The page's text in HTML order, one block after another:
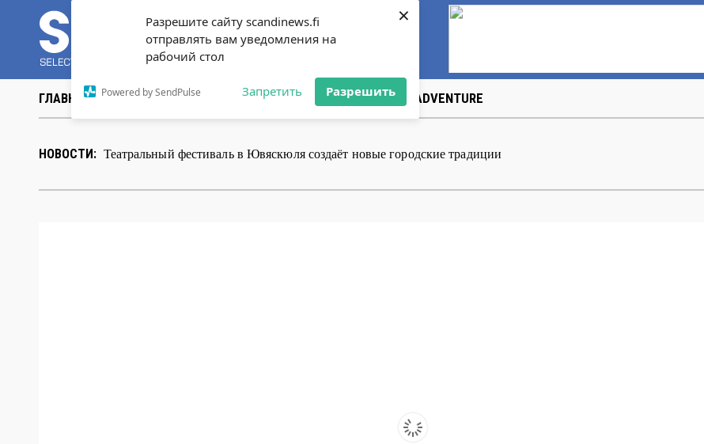
Разрешите сайту scandinews.fi
отправлять вам уведомления на
рабочий стол
Powered by SendPulse Запретить Разрешить
×
ГЛАВНАЯ НОВОСТИ СТАТЬИ ВИДЕО ABOUT US ART&АDVENTURE
НОВОСТИ: В Хельсинки открыл|